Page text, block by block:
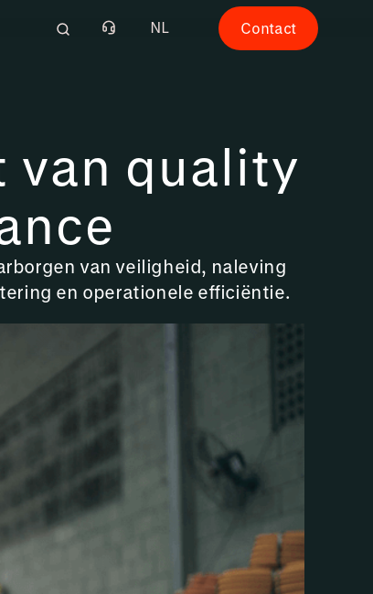
Contact
NL
van quality
van veiligheid, naleving
en operationele efficiëntie.